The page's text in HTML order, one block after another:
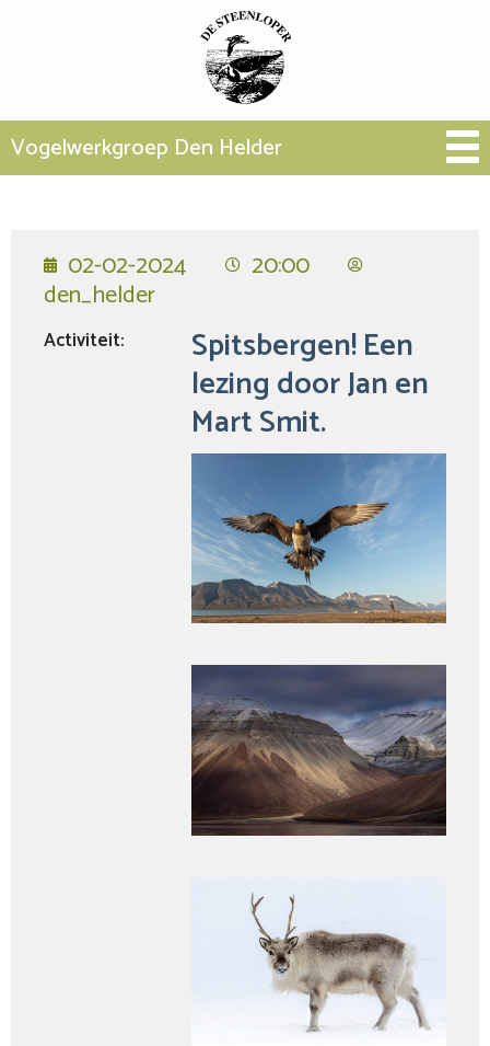
Vogelwerkgroep Den Helder
02-02-2024 20:00
den_helder
Activiteit: Spitsbergen! Een
lezing door Jan en
Mart Smit.